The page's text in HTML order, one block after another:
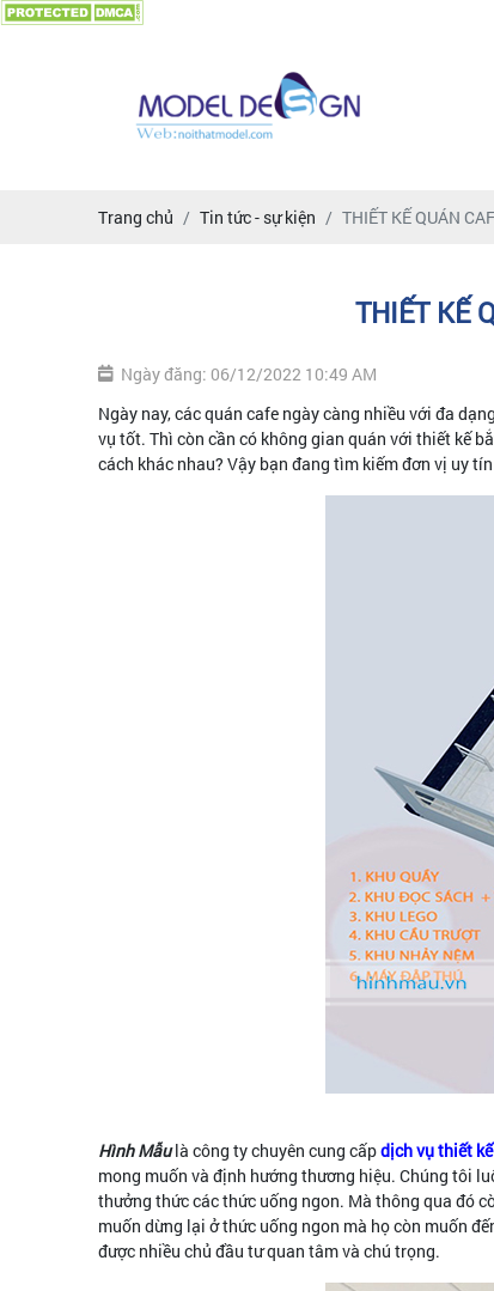
Trang chủ Tin tức - sự kiện THIẾT KẾ QUÁN
THIẾT KẾ
Ngày đăng: 06/12/2022 10:49 AM
Ngày nay, các quán cafe ngày càng nhiều với đa
vụ tốt. Thì còn cần có không gian quán với thiết kế
cách khác nhau? Vậy bạn đang tìm kiếm đơn vị uy
Hình Mẫulà công ty chuyên cung cấpdịch vụ thiết
mong muốn và định hướng thương hiệu. Chúng tôi
thưởng thức các thức uống ngon. Mà thông qua đó
muốn dừng lại ở thức uống ngon mà họ còn muốn
được nhiều chủ đầu tư quan tâm và chú trọng.